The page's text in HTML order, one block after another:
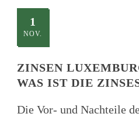
1
NOV.
ZINSEN
WAS IST DIE
Die Vor- und Nachteile